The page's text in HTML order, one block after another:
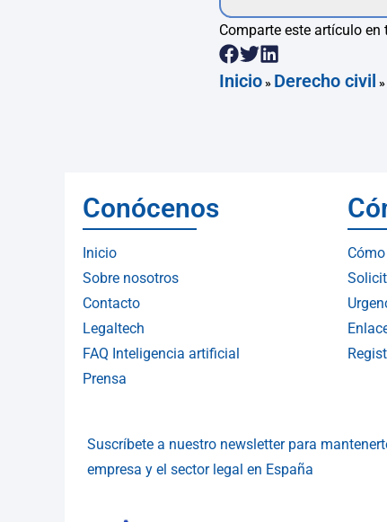
Comparte este artículo en
Inicio» Derecho civil »
Conócenos
Inicio
Sobre nosotros
Contacto
Legaltech
FAQ Inteligencia artificial
Prensa
Suscríbete a nuestro newsletter para
empresa y el sector legal en España